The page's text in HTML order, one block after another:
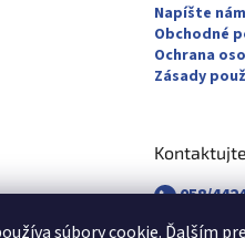
súbory cookie. Ďalším
Napíšte nám
Obchodné
Ochrana
Zásady
058/
058/